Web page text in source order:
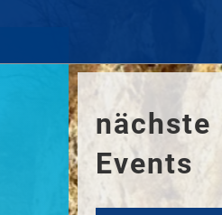
nächste
Events